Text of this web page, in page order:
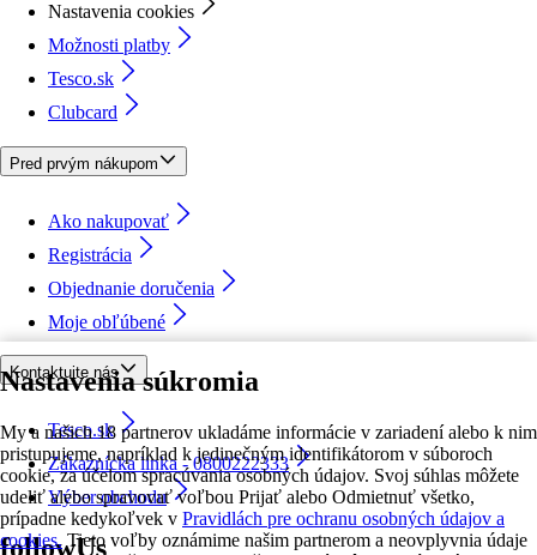
Nastavenia súkromia
My a našich 18 partnerov ukladáme informácie v zariadení alebo k nim
pristupujeme, napríklad k jedinečným identifikátorom v súboroch
cookie, za účelom spracúvania osobných údajov. Svoj súhlas môžete
udeliť alebo spravovať voľbou Prijať alebo Odmietnuť všetko,
prípadne kedykoľvek v Pravidlách pre ochranu osobných údajov a
cookies. Tieto voľby oznámime našim partnerom a neovplyvnia údaje
Nastavenia cookies
Možnosti platby
Tesco.sk
Clubcard
Pred prvým nákupom
Ako nakupovať
Registrácia
Objednanie doručenia
Moje obľúbené
Kontaktujte nás
Tesco.sk
Zákaznícka linka - 0800222333
Výber obchodu
followUs